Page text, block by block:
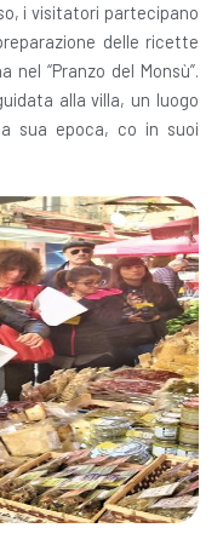
i visitatori partecipano
delle ricette
“Pranzo del Monsù”.
alla villa, un luogo
sua epoca, co in suoi